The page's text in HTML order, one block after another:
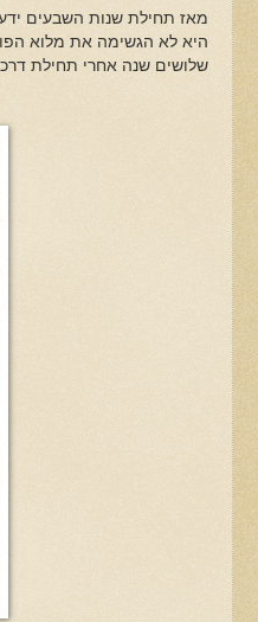
מאז תחילת שנות השבעים
היא לא הגשימה את מלוא
שלושים שנה אחרי תחילת